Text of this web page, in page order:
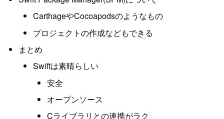
CarthageやCocoapodsのようなもの
プロジェクトの作成などもできる
まとめ
Swiftは素晴らしい
安全
オープンソース
Cライブラリとの連携がラク